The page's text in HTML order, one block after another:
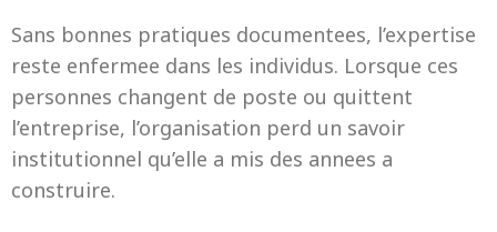
Sans bonnes pratiques documentees, l’expertise
reste enfermee dans les individus. Lorsque ces
personnes changent de poste ou quittent
l’entreprise, l’organisation perd un savoir
institutionnel qu’elle a mis des annees a
construire.